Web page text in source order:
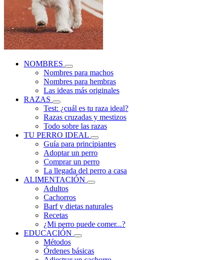
NOMBRES
Nombres para machos
Nombres para hembras
Las ideas más originales
RAZAS
Test: ¿cuál es tu raza ideal?
Razas cruzadas y mestizos
Todo sobre las razas
TU PERRO IDEAL
Guía para principiantes
Adoptar un perro
Comprar un perro
La llegada del perro a casa
ALIMENTACIÓN
Adultos
Cachorros
Barf y dietas naturales
Recetas
¿Mi perro puede comer...?
EDUCACIÓN
Métodos
Órdenes básicas